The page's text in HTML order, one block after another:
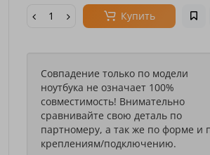
Купить
Совпадение только по модели
ноутбука не означает 100%
совместимость! Внимательно
сравнивайте свою деталь по
партномеру, а так же по форме и
креплениям/подключению.